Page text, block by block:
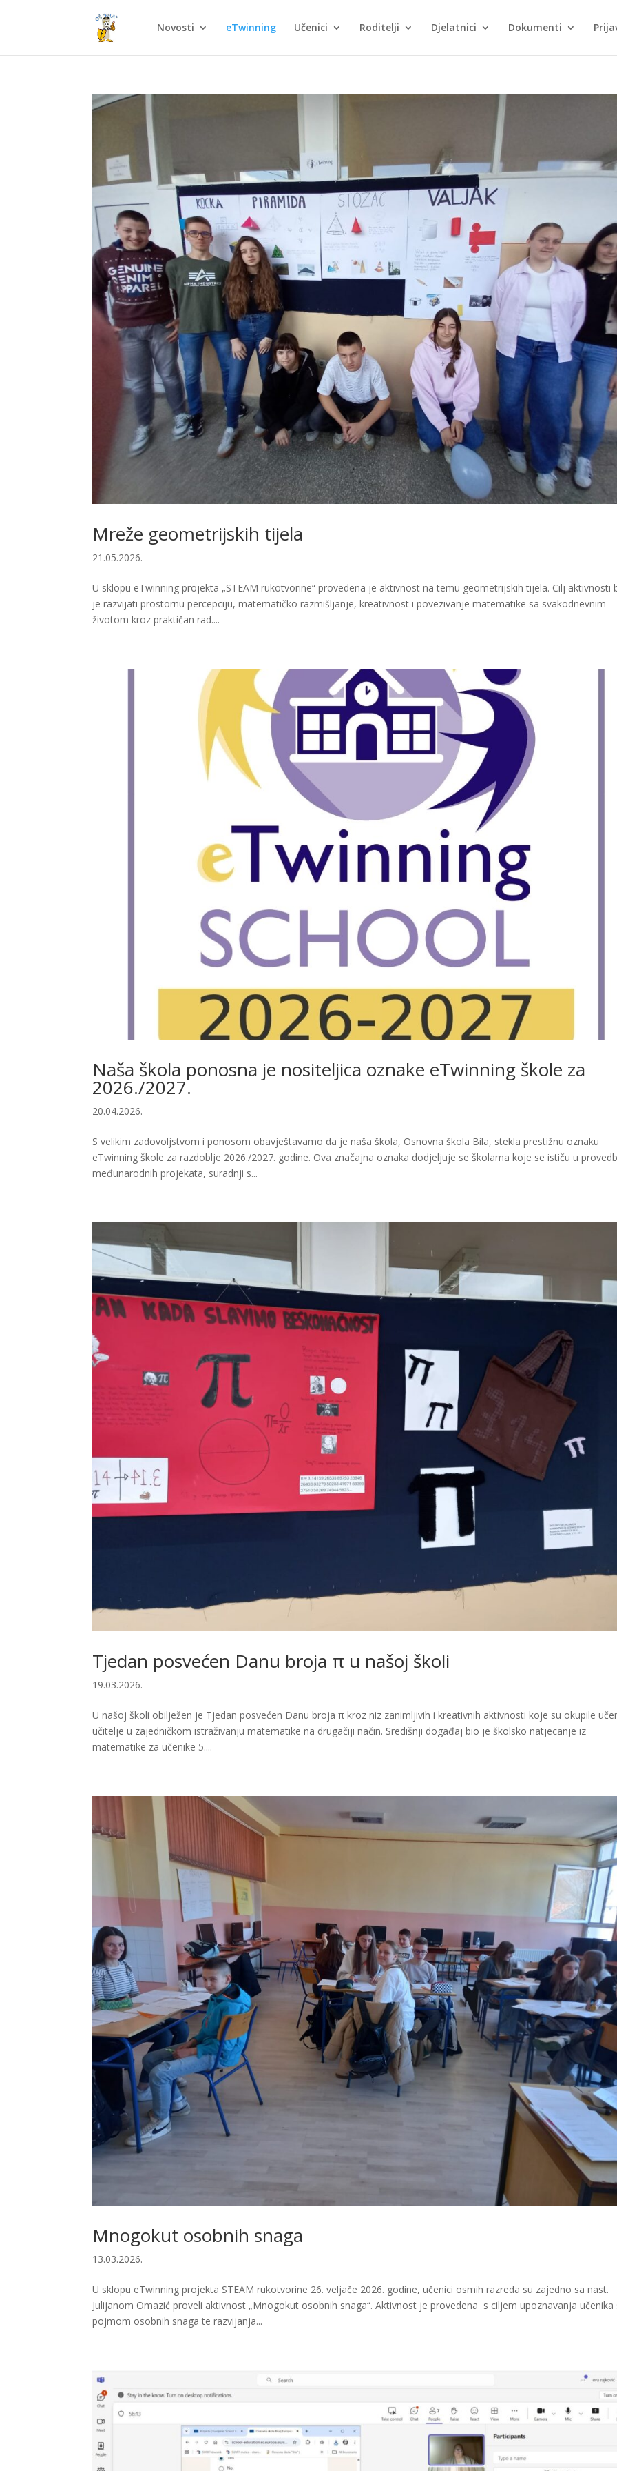
Novosti eTwinning Učenici Roditelji Djelatnici Dokumenti
Mreže geometrijskih tijela
21.05.2026.
U sklopu eTwinning projekta „STEAM rukotvorine“ provedena je aktivnost na temu geometrijskih tijela. Cilj aktivnosti
je razvijati prostornu percepciju, matematičko razmišljanje, kreativnost i povezivanje matematike sa svakodnevnim
životom kroz praktičan rad....
Naša škola ponosna je nositeljica oznake eTwinning škole za
2026./2027.
20.04.2026.
S velikim zadovoljstvom i ponosom obavještavamo da je naša škola, Osnovna škola Bila, stekla prestižnu oznaku
eTwinning škole za razdoblje 2026./2027. godine. Ova značajna oznaka dodjeljuje se školama koje se ističu u
međunarodnih projekata, suradnji s...
Tjedan posvećen Danu broja π u našoj školi
19.03.2026.
U našoj školi obilježen je Tjedan posvećen Danu broja π kroz niz zanimljivih i kreativnih aktivnosti koje su okupile
učitelje u zajedničkom istraživanju matematike na drugačiji način. Središnji događaj bio je školsko natjecanje iz
matematike za učenike 5....
Mnogokut osobnih snaga
13.03.2026.
U sklopu eTwinning projekta STEAM rukotvorine 26. veljače 2026. godine, učenici osmih razreda su zajedno sa nast.
Julijanom Omazić proveli aktivnost „Mnogokut osobnih snaga“. Aktivnost je provedena s ciljem upoznavanja učenika
pojmom osobnih snaga te razvijanja...